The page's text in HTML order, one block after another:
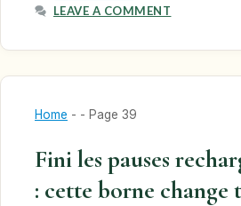
LEAVE A COMMENT
Home - - Page 39
Fini les pauses
: cette borne change